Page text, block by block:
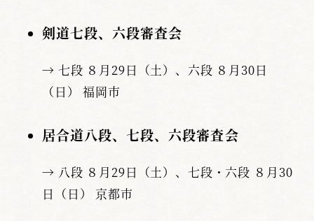
剣道七段、六段審査会
→ 七段 ８月29日（土）、六段 ８月30日
（日） 福岡市
居合道八段、七段、六段審査会
→ 八段 ８月29日（土）、七段・六段 ８月30
日（日） 京都市